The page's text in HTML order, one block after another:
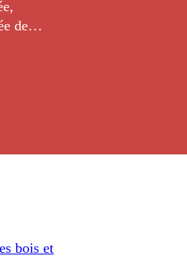
de
bois et